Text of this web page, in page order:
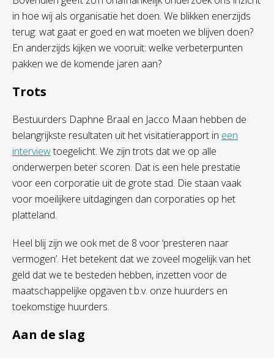
in hoe wij als organisatie het doen. We blikken enerzijds
terug: wat gaat er goed en wat moeten we blijven doen?
En anderzijds kijken we vooruit: welke verbeterpunten
pakken we de komende jaren aan?
Trots
Bestuurders Daphne Braal en Jacco Maan hebben de
belangrijkste resultaten uit het visitatierapport in een
interviewtoegelicht. We zijn trots dat we op alle
onderwerpen beter scoren. Dat is een hele prestatie
voor een corporatie uit de grote stad. Die staan vaak
voor moeilijkere uitdagingen dan corporaties op het
platteland.
Heel blij zijn we ook met de 8 voor ‘presteren naar
vermogen’. Het betekent dat we zoveel mogelijk van het
geld dat we te besteden hebben, inzetten voor de
maatschappelijke opgaven t.b.v. onze huurders en
toekomstige huurders.
Aan de slag